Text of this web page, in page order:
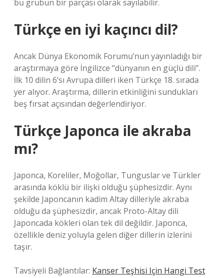
bu grubun bir parçası olarak sayılabilir.
Türkçe en iyi kaçıncı dil?
Ancak Dünya Ekonomik Forumu’nun yayınladığı bir
araştırmaya göre İngilizce “dünyanın en güçlü dili”.
İlk 10 dilin 6’sı Avrupa dilleri iken Türkçe 18. sırada
yer alıyor. Araştırma, dillerin etkinliğini sundukları
beş fırsat açısından değerlendiriyor.
Türkçe Japonca ile akraba
mı?
Japonca, Koreliler, Moğollar, Tunguslar ve Türkler
arasında köklü bir ilişki olduğu şüphesizdir. Aynı
şekilde Japoncanın kadim Altay dilleriyle akraba
olduğu da şüphesizdir, ancak Proto-Altay dili
Japoncada kökleri olan tek dil değildir. Japonca,
özellikle deniz yoluyla gelen diğer dillerin izlerini
taşır.
Tavsiyeli Bağlantılar: Kanser Teşhisi Için Hangi Test